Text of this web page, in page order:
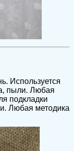
Используется
пыли. Любая
подкладки
Любая методика